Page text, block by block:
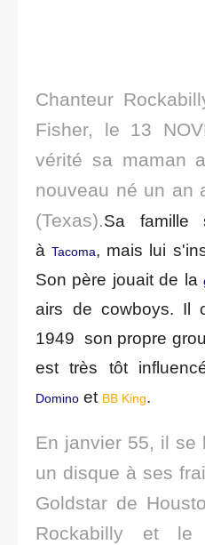
Chanteur
Fisher, le 13
vérité sa maman
nouveau né un an
(Texas).Sa famille
àTacoma, mais lui
Son père jouait de la
airs de cowboys. Il
1949 son propre
est très tôt
Domino et BB King.
En janvier 55, il se
un disque à ses
Goldstar de
Rockabilly et le